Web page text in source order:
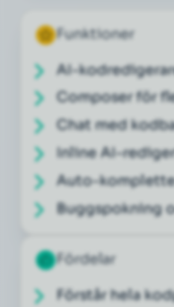
Funktioner
AI-
Composer för
Chat med
Inline AI-
Auto-
Buggspokning
Fördelar
Förstår hela